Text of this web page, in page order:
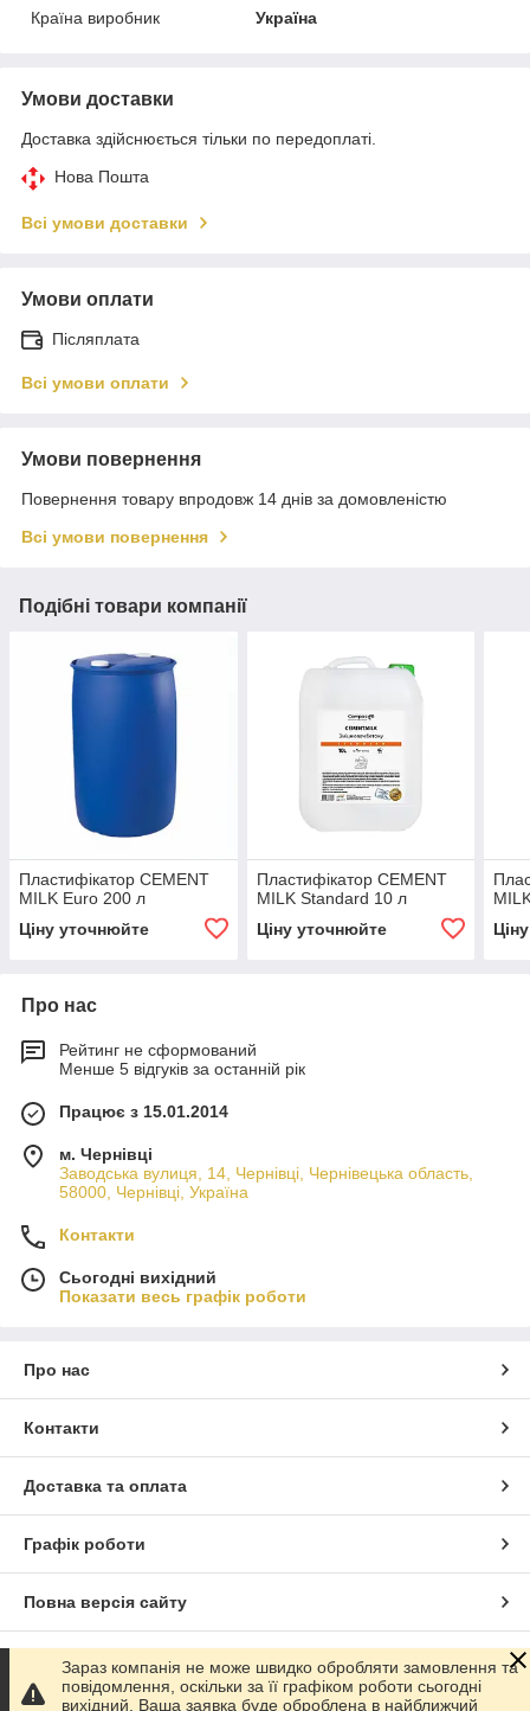
Країна виробник
Україна
Умови доставки
Доставка здійснюється тільки по передоплаті.
Нова Пошта
Всі умови доставки
Умови оплати
Післяплата
Всі умови оплати
Умови повернення
Повернення товару впродовж 14 днів за домовленістю
Всі умови повернення
Подібні товари компанії
Пластифікатор CEMENT
MILK Euro 200 л
Ціну уточнюйте
Пластифікатор CEMENT
MILK Standard 10 л
Ціну уточнюйте
Про нас
Рейтинг не сформований
Менше 5 відгуків за останній рік
Працює з 15.01.2014
м. Чернівці
Заводська вулиця, 14, Чернівці, Чернівецька область,
58000, Чернівці, Україна
Контакти
Сьогодні вихідний
Показати весь графік роботи
Про нас
Контакти
Доставка та оплата
Графік роботи
Повна версія сайту
Сайт створено на маркетплейсіProm.ua
Зараз компанія не може швидко обробляти замовлення та
повідомлення, оскільки за її графіком роботи сьогодні
вихідний. Ваша заявка буде оброблена в найближчий